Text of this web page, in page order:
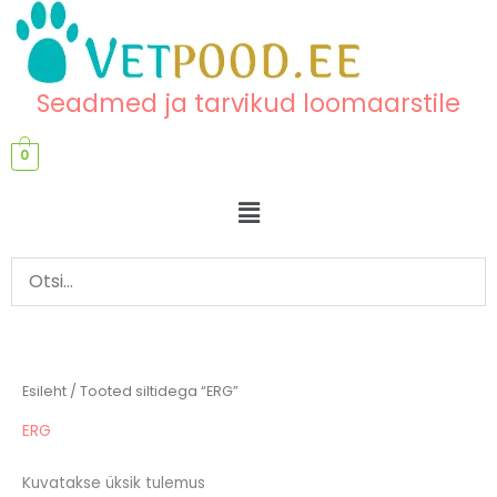
content
content
Seadmed ja tarvikud loomaarstile
0
Menu
Esileht / Tooted siltidega “ERG”
ERG
Kuvatakse üksik tulemus